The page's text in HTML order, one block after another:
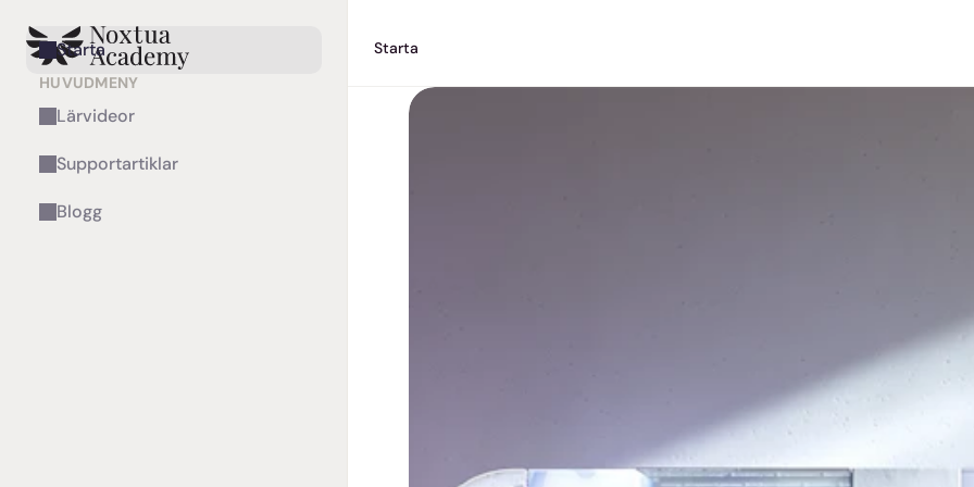
Starta
HUVUDMENY
Lärvideor
Supportartiklar
Blogg
Starta